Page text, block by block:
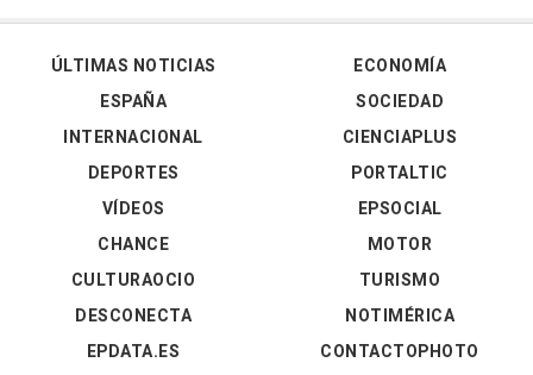
ÚLTIMAS NOTICIAS
ESPAÑA
INTERNACIONAL
DEPORTES
VÍDEOS
ECONOMÍA
SOCIEDAD
CIENCIAPLUS
PORTALTIC
EPSOCIAL
CHANCE
CULTURAOCIO
DESCONECTA
EPDATA.ES
MOTOR
TURISMO
NOTIMÉRICA
CONTACTOPHOTO